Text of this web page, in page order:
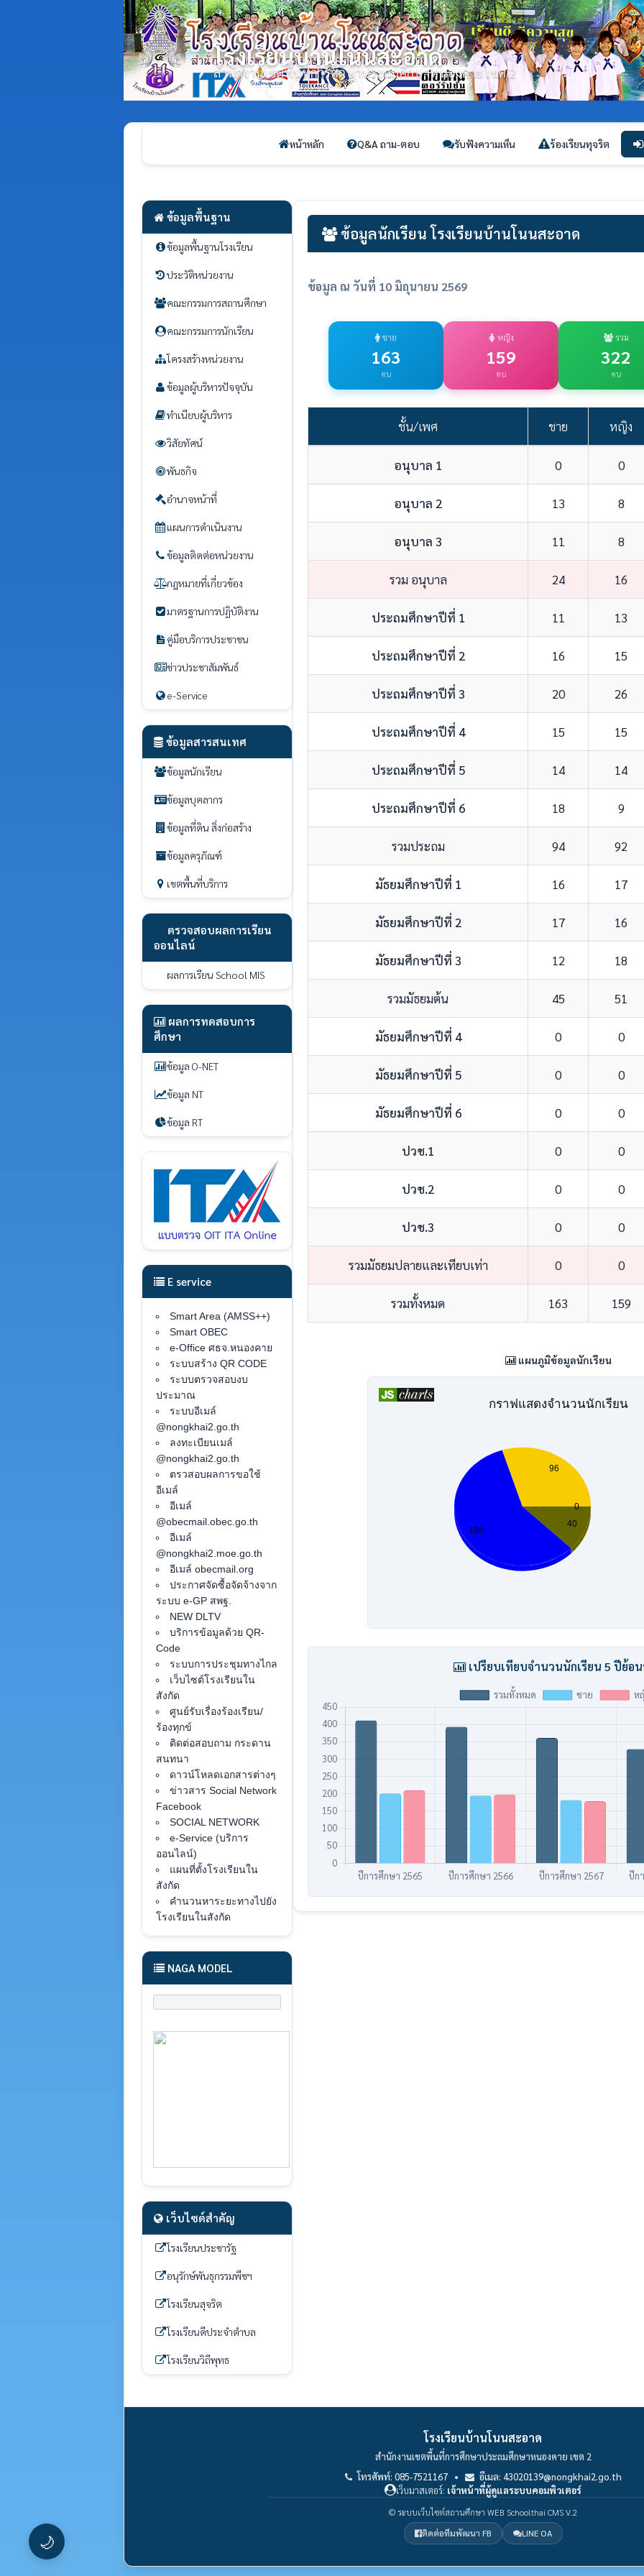
โรงเรียนบ้านโนนสะอาด
สำนักงานเขตพื้นที่การศึกษาประถมศึกษาหนองคาย เขต 2
หน้าหลัก Q&A ถาม-ตอบ รับฟังความเห็น ร้องเรียนทุจริต
ข้อมูลพื้นฐาน
ข้อมูลพื้นฐานโรงเรียน
ประวัติหน่วยงาน
คณะกรรมการสถานศึกษา
คณะกรรมการนักเรียน
โครงสร้างหน่วยงาน
ข้อมูลผู้บริหารปัจจุบัน
ทำเนียบผู้บริหาร
วิสัยทัศน์
พันธกิจ
อำนาจหน้าที่
แผนการดำเนินงาน
ข้อมูลติดต่อหน่วยงาน
กฎหมายที่เกี่ยวข้อง
มาตรฐานการปฏิบัติงาน
คู่มือบริการประชาชน
ข่าวประชาสัมพันธ์
e-Service
ข้อมูลสารสนเทศ
ข้อมูลนักเรียน
ข้อมูลบุคลากร
ข้อมูลที่ดิน สิ่งก่อสร้าง
ข้อมูลครุภัณฑ์
เขตพื้นที่บริการ
ตรวจสอบผลการเรียน
ออนไลน์
ผลการเรียน School MIS
ผลการทดสอบการ
ศึกษา
ข้อมูล O-NET
ข้อมูล NT
ข้อมูล RT
E service
Smart Area (AMSS++)
Smart OBEC
e-Office ศธจ.หนองคาย
ระบบสร้าง QR CODE
ระบบตรวจสอบงบ
ประมาณ
ระบบอีเมล์
@nongkhai2.go.th
ลงทะเบียนเมล์
@nongkhai2.go.th
ตรวสอบผลการขอใช้
อีเมล์
อีเมล์
@obecmail.obec.go.th
อีเมล์
@nongkhai2.moe.go.th
อีเมล์ obecmail.org
ประกาศจัดซื้อจัดจ้างจาก
ระบบ e-GP สพฐ.
NEW DLTV
บริการข้อมูลด้วย QR-
Code
ระบบการประชุมทางไกล
เว็บไซต์โรงเรียนใน
สังกัด
ศูนย์รับเรื่องร้องเรียน/
ร้องทุกข์
ติดต่อสอบถาม กระดาน
สนทนา
ดาวน์โหลดเอกสารต่างๆ
ข่าวสาร Social Network
Facebook
SOCIAL NETWORK
e-Service (บริการ
ออนไลน์)
แผนที่ตั้งโรงเรียนใน
สังกัด
คำนวนหาระยะทางไปยัง
โรงเรียนในสังกัด
NAGA MODEL
เว็บไซต์สำคัญ
โรงเรียนประชารัฐ
อนุรักษ์พันธุกรรมพืชฯ
โรงเรียนสุจริต
โรงเรียนดีประจำตำบล
โรงเรียนวิถีพุทธ
ข้อมูลนักเรียน โรงเรียนบ้านโนนสะอาด
ข้อมูล ณ วันที่ 10 มิถุนายน 2569
ชาย
163
คน
หญิง
159
คน
รวม
322
คน
ชั้น/เพศ ชาย หญิง
อนุบาล 1 0 0
อนุบาล 2 13 8
อนุบาล 3 11 8
รวม อนุบาล 24 16
ประถมศึกษาปีที่ 1 11 13
ประถมศึกษาปีที่ 2 16 15
ประถมศึกษาปีที่ 3 20 26
ประถมศึกษาปีที่ 4 15 15
ประถมศึกษาปีที่ 5 14 14
ประถมศึกษาปีที่ 6 18 9
รวมประถม 94 92
มัธยมศึกษาปีที่ 1 16 17
มัธยมศึกษาปีที่ 2 17 16
มัธยมศึกษาปีที่ 3 12 18
รวมมัธยมต้น 45 51
มัธยมศึกษาปีที่ 4 0 0
มัธยมศึกษาปีที่ 5 0 0
มัธยมศึกษาปีที่ 6 0 0
ปวช.1 0 0
ปวช.2 0 0
ปวช.3 0 0
รวมมัธยมปลายและเทียบเท่า 0 0
รวมทั้งหมด 163 159
แผนภูมิข้อมูลนักเรียน
เปรียบเทียบจำนวนนักเรียน 5 ปีย้อ
โรงเรียนบ้านโนนสะอาด
สำนักงานเขตพื้นที่การศึกษาประถมศึกษาหนองคาย เขต 2
โทรศัพท์: 085-7521167 •
อีเมล: 43020139@nongkhai2.go.th
เว็บมาสเตอร์: เจ้าหน้าที่ผู้ดูแลระบบคอมพิวเตอร์
© ระบบเว็บไซต์สถานศึกษา WEB Schoolthai CMS V.2
ติดต่อทีมพัฒนา FB
LINE OA
🌙